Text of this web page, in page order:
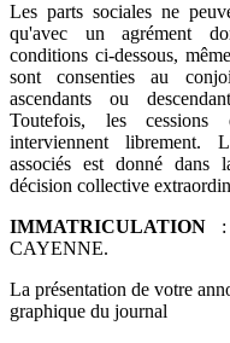
Les parts sociales ne
qu'avec un agrément
conditions ci-dessous,
sont consenties au
ascendants ou
Toutefois, les cessions
interviennent librement.
associés est donné dans
décision collective
IMMATRICULATION :
CAYENNE.
La présentation de votre
graphique du journal